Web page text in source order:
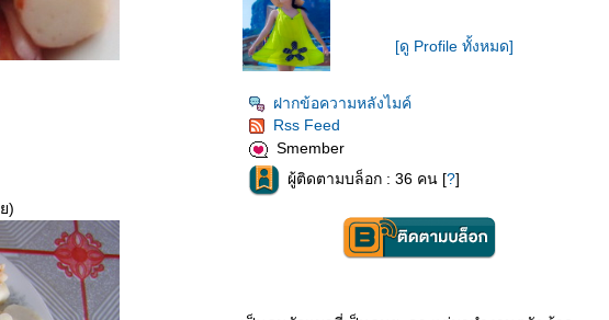
)
[ดู Profile ทั้งหมด]
ฝากข้อความหลังไมค์
Rss Feed
Smember
ผู้ติดตามบล็อก : 36 คน [?]